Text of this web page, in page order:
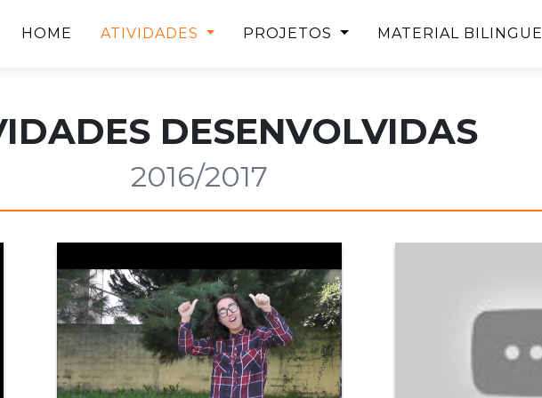
HOME (CURRENT)
ATIVIDADES PROJETOS MATERIAL BILINGUE
DESENVOLVIDAS
2016/2017